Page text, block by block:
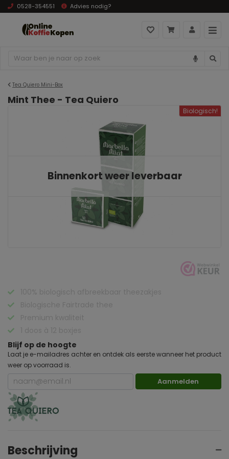
0528-354551 Advies nodig?
Tea Quiero Mini-Box
Mint Thee - Tea Quiero
Biologisch!
Binnenkort weer leverbaar
Blijf op de hoogte
Laat je e-mailadres achter en ontdek als eerste wanneer het product
weer op voorraad is.
Aanmelden
Beschrijving